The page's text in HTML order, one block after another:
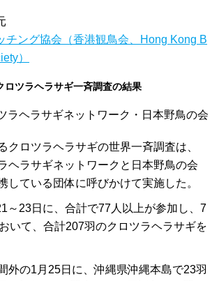
チング協会（香港観鳥会、Hong Kong B
）
ロツラヘラサギ一斉調査の結果
ラヘラサギネットワーク・日本野鳥の会
クロツラヘラサギの世界一斉調査は、
ヘラサギネットワークと日本野鳥の会
している団体に呼びかけて実施した。
～23日に、合計で77人以上が参加し、7
いて、合計207羽のクロツラヘラサギを
外の1月25日に、沖縄県沖縄本島で23羽